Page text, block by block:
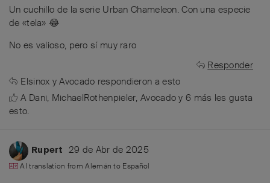
Un cuchillo de la serie Urban Chameleon. Con una especie
de «tela» 😂
No es valioso, pero sí muy raro
Responder
Elsinox yAvocado respondieron a esto
A Dani, MichaelRothenpieler,Avocado y6 más les gusta
esto.
Rupert 29 de Abr de 2025
AI translation fromAlemán to Español